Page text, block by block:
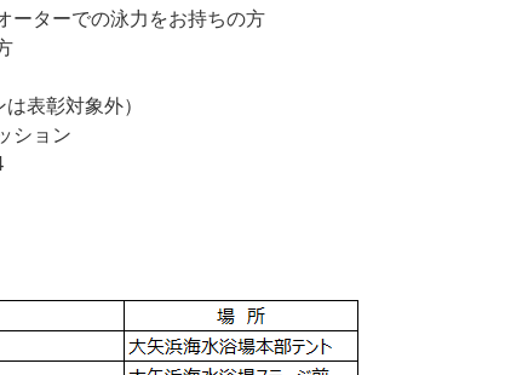
ターでの泳力をお持ちの方
表彰対象外）
ション